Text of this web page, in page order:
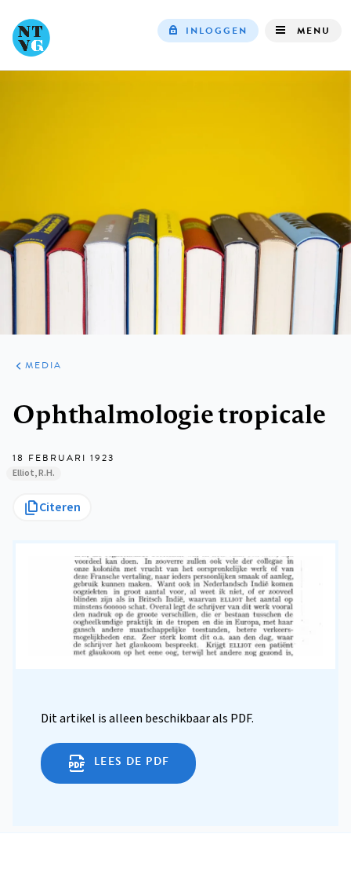
INLOGGEN MENU
ARTIKELEN
VARIA
MEDIA
Ophthalmologie tropicale
18 FEBRUARI 1923
Elliot, R.H.
Citeren
Dit artikel is alleen beschikbaar als PDF.
LEES DE PDF